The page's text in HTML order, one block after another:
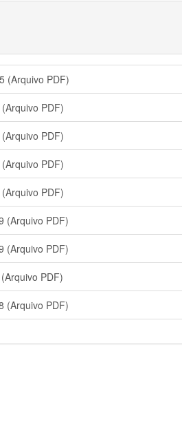
(Arquivo PDF)
PDF)
PDF)
PDF)
PDF)
(Arquivo PDF)
(Arquivo PDF)
PDF)
(Arquivo PDF)